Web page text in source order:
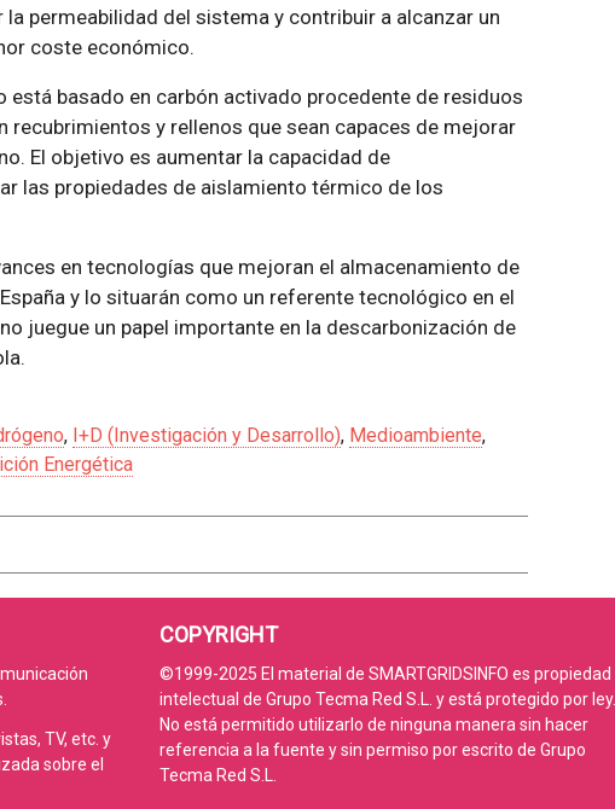
permeabilidad del sistema y contribuir a alcanzar un
coste económico.
está basado en carbón activado procedente de residuos
recubrimientos y rellenos que sean capaces de mejorar
El objetivo es aumentar la capacidad de
las propiedades de aislamiento térmico de los
en tecnologías que mejoran el almacenamiento de
y lo situarán como un referente tecnológico en el
juegue un papel importante en la descarbonización de
, I+D (Investigación y Desarrollo), Medioambiente,
Energética
TV, etc. y
sobre el
COPYRIGHT
©1999-2025 El material de SMARTGRIDSINFO es propiedad
intelectual de Grupo Tecma Red S.L. y está protegido por ley.
No está permitido utilizarlo de ninguna manera sin hacer
referencia a la fuente y sin permiso por escrito de Grupo
Tecma Red S.L.